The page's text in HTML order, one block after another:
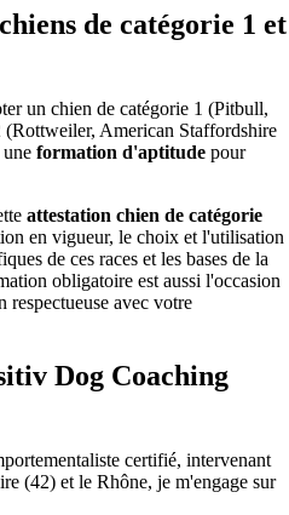
de catégorie 1 et
un chien de catégorie 1 (Pitbull,
American Staffordshire
formation d'aptitude pour
attestation chien de catégorie
en vigueur, le choix et l'utilisation
de ces races et les bases de la
obligatoire est aussi l'occasion
respectueuse avec votre
Dog Coaching
certifié, intervenant
(42) et le Rhône, je m'engage sur